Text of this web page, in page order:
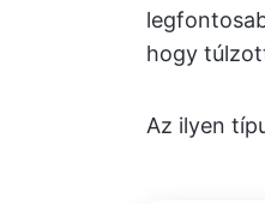
hogy
Az ilyen